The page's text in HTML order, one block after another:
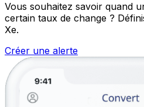
Vous souhaitez savoir quand
certain taux de change ?
Xe.
Créer une alerte